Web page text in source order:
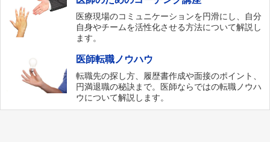
医療現場のコミュニケーションを円滑にし、自分
自身やチームを活性化させる方法について解説し
ます。
医師転職ノウハウ
転職先の探し方、履歴書作成や面接のポイント、
円満退職の秘訣まで。医師ならではの転職ノウハ
ウについて解説します。